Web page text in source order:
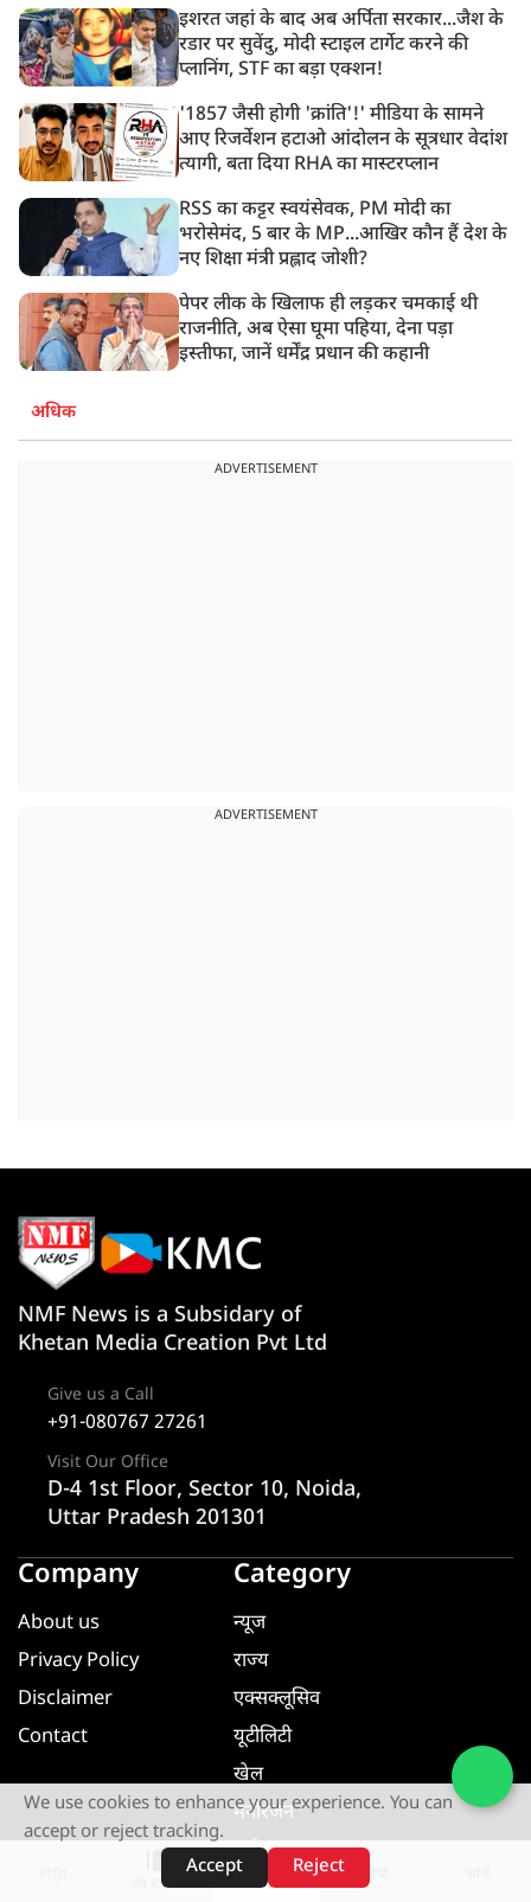
इशरत जहां के बाद अब अर्पिता सरकार...जैश के
रडार पर सुवेंदु, मोदी स्टाइल टार्गेट करने की
प्लानिंग, STF का बड़ा एक्शन!
'1857 जैसी होगी 'क्रांति'!' मीडिया के सामने
आए रिजर्वेशन हटाओ आंदोलन के सूत्रधार वेदांश
त्यागी, बता दिया RHA का मास्टरप्लान
RSS का कट्टर स्वयंसेवक, PM मोदी का
भरोसेमंद, 5 बार के MP...आखिर कौन हैं देश के
नए शिक्षा मंत्री प्रह्लाद जोशी?
पेपर लीक के खिलाफ ही लड़कर चमकाई थी
राजनीति, अब ऐसा घूमा पहिया, देना पड़ा
इस्तीफा, जानें धर्मेंद्र प्रधान की कहानी
अधिक
ADVERTISEMENT
ADVERTISEMENT
वेब स्टोरीज़
NMF News is a Subsidary of
Khetan Media Creation Pvt Ltd
Give us a Call
+91-080767 27261
Visit Our Office
D-4 1st Floor, Sector 10, Noida,
Uttar Pradesh 201301
Company
About us
Privacy Policy
Disclaimer
Contact
Category
न्यूज
राज्य
एक्सक्लूसिव
यूटीलिटी
खेल
मनोरंजन
धर्म ज्ञान
यूटीलिटी
We use cookies to enhance your experience. You can
accept or reject tracking.
Accept
Reject